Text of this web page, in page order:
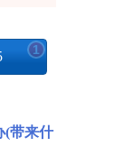
1
(带来什